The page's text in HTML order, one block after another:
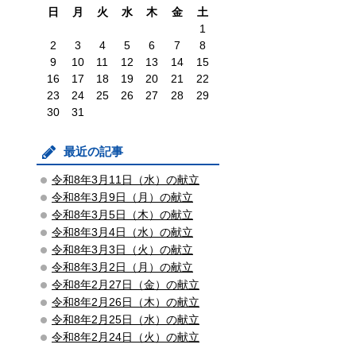
日 月 火 水 木 金
土
1
2
3 4 5 6 7
8
9
10 11 12 13 14
15
16
17 18 19 20 21
22
23
24 25 26 27 28
29
30
31
最近の記事
令和8年3月11日（水）の献立
令和8年3月9日（月）の献立
令和8年3月5日（木）の献立
令和8年3月4日（水）の献立
令和8年3月3日（火）の献立
令和8年3月2日（月）の献立
令和8年2月27日（金）の献立
令和8年2月26日（木）の献立
令和8年2月25日（水）の献立
令和8年2月24日（火）の献立